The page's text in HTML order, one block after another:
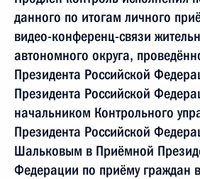
данного по итогам личного
видео-конференц-связи
автономного округа,
Президента Российской
Президента Российской
начальником Контрольного
Президента Российской
Шальковым в Приёмной
Федерации по приёму граждан